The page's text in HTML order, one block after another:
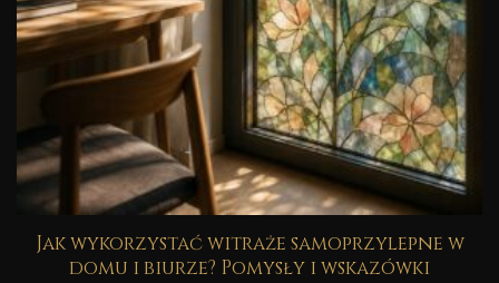
Jak wykorzystać witraże samoprzylepne w
domu i biurze? Pomysły i wskazówki